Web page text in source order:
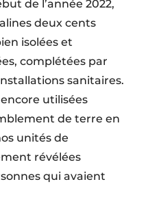
de l’année 2022,
deux cents
isolées et
complétées par
sanitaires.
utilisées
de terre en
unités de
révélées
qui avaient